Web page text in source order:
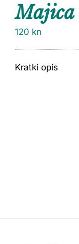
Majica
120 kn
Kratki opis